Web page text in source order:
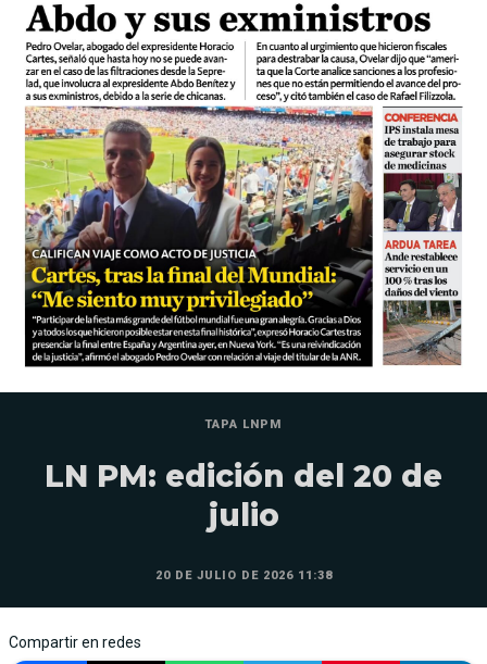
TAPA LNPM
LN PM: edición del 20 de
julio
20 DE JULIO DE 2026 11:38
Compartir en redes